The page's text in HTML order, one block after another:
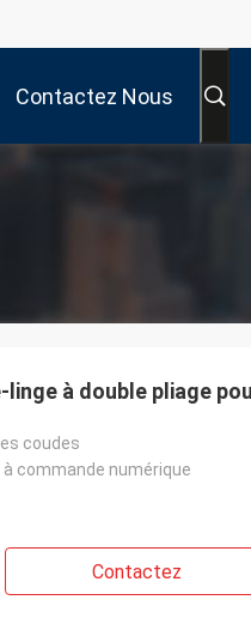
Contactez Nous
linge à double pliage
coudes
à commande numérique
Contactez